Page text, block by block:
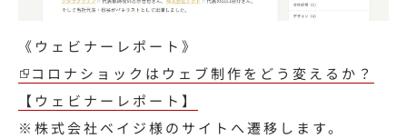
《ウェビナーレポート》
コロナショックはウェブ制作をどう変えるか？
【ウェビナーレポート】
※株式会社ベイジ様のサイトへ遷移します。